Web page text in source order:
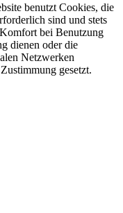
benutzt Cookies, die
sind und stets
bei Benutzung
dienen oder die
Netzwerken
gesetzt.